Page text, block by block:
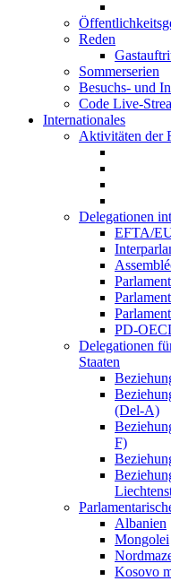
Reden
Sommerserien
Besuchs- und
Code Live-
Internationales
Aktivitäten der
Delegationen
EFTA/
PD-
Delegationen
Staaten
(Del-A)
F)
Albanien
Mongolei
Kosovo